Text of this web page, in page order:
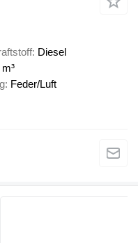
Diesel
Feder/Luft